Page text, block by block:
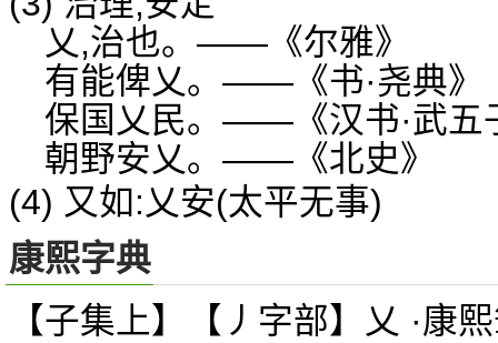
乂,治也。——《尔雅》
有能俾乂。——《书·尧典》
保国乂民。——《汉书·武五
朝野安乂。——《北史》
(4) 又如:乂安(太平无事)
康熙字典
【子集上】【丿字部】乂 ·康